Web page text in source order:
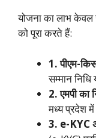
योजना का लाभ केवल
को पूरा करते हैं:
1. पीएम-
सम्मान निधि
2. एमपी का
मध्य प्रदेश में
3. e-KYC